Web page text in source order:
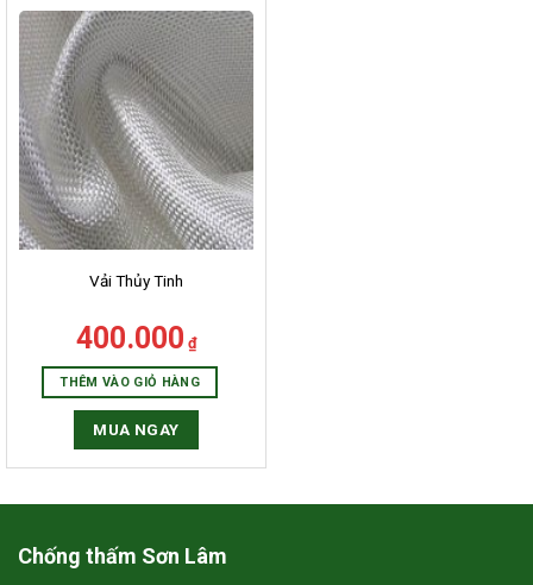
Vải Thủy Tinh
400.000 ₫
THÊM VÀO GIỎ HÀNG
MUA NGAY
SƠN LÂM
sẽ trở thành nguồn cảm hứng
lao cho GiuseArt trong quá trình
họa những ý tưởng thiết kế
trở thành hiện thực.
減肥藥的作用原理
使用幾丁聚糖作為有效成分的比
奧利司他的排油減肥效果更被
Chống thấm Sơn Lâm